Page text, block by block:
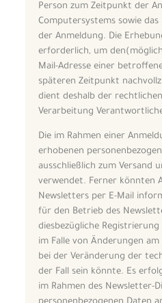
Person zum Zeitpunkt der
Computersystems sowie
der Anmeldung. Die
erforderlich, um
Mail-Adresse einer
späteren Zeitpunkt
dient deshalb der
Verarbeitung
Die im Rahmen einer
erhobenen
ausschließlich zum Versand
verwendet. Ferner könnten
Newsletters per E-Mail
für den Betrieb des
diesbezügliche
im Falle von Änderungen
bei der Veränderung der
der Fall sein könnte. Es
im Rahmen des Newsletter-